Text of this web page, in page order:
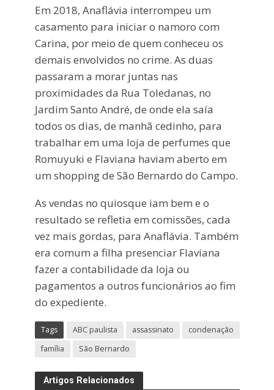
Em 2018, Anaflávia interrompeu um
casamento para iniciar o namoro com
Carina, por meio de quem conheceu os
demais envolvidos no crime. As duas
passaram a morar juntas nas
proximidades da Rua Toledanas, no
Jardim Santo André, de onde ela saía
todos os dias, de manhã cedinho, para
trabalhar em uma loja de perfumes que
Romuyuki e Flaviana haviam aberto em
um shopping de São Bernardo do Campo.
As vendas no quiosque iam bem e o
resultado se refletia em comissões, cada
vez mais gordas, para Anaflávia. Também
era comum a filha presenciar Flaviana
fazer a contabilidade da loja ou
pagamentos a outros funcionários ao fim
do expediente.
Tags ABC paulista assassinato
condenação
família
São Bernardo
Artigos Relacionados